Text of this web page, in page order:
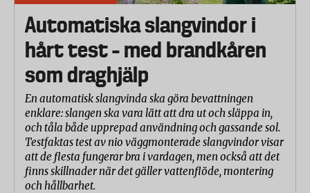
Automatiska slangvindor i
hårt test – med brandkåren
som draghjälp
En automatisk slangvinda ska göra bevattningen
enklare: slangen ska vara lätt att dra ut och släppa in,
och tåla både upprepad användning och gassande sol.
Testfaktas test av nio väggmonterade slangvindor visar
att de flesta fungerar bra i vardagen, men också att det
finns skillnader när det gäller vattenflöde, montering
och hållbarhet.